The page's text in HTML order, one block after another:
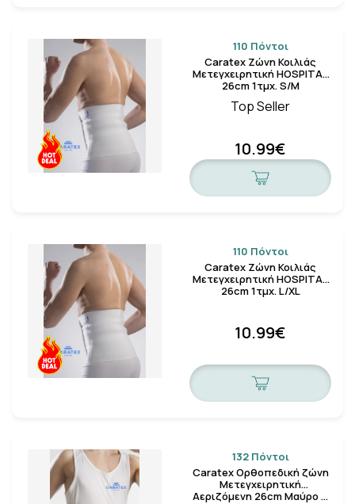
110 Πόντοι
Caratex Ζώνη Κοιλιάς
Μετεγχειρητική HOSPITAL
26cm 1τμχ. S/M
Top Seller
10.99€
110 Πόντοι
Caratex Ζώνη Κοιλιάς
Μετεγχειρητική HOSPITAL
26cm 1τμχ. L/XL
10.99€
132 Πόντοι
Caratex Ορθοπεδική ζώνη
Μετεγχειρητική
Αεριζόμενη 26cm Μαύρο …